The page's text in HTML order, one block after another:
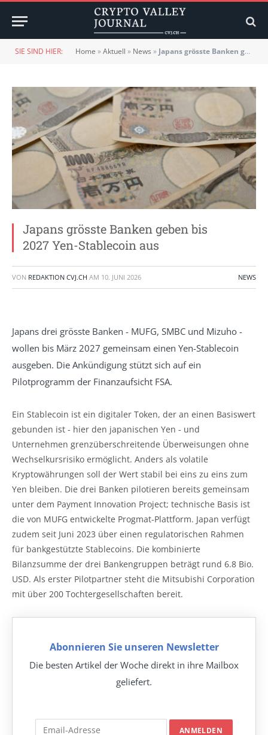
SIE SIND HIER: Home »Aktuell » News » Japans grösste Banken geben bis 2027 Yen-Stablecoin aus
Japans grösste Banken geben bis
2027 Yen-Stablecoin aus
VON REDAKTION CVJ.CH AM 10. JUNI 2026 NEWS
Japans drei grösste Banken - MUFG, SMBC und Mizuho -
wollen bis März 2027 gemeinsam einen Yen-Stablecoin
ausgeben. Die Ankündigung stützt sich auf ein
Pilotprogramm der Finanzaufsicht FSA.
Ein Stablecoin ist ein digitaler Token, der an einen Basiswert
gebunden ist - hier den japanischen Yen - und
Unternehmen grenzüberschreitende Überweisungen ohne
Wechselkursrisiko ermöglicht. Anders als volatile
Kryptowährungen soll der Wert stabil bei eins zu eins zum
Yen bleiben. Die drei Banken pilotieren bereits gemeinsam
unter dem Payment Innovation Project; technische Basis ist
die von MUFG entwickelte Progmat-Plattform. Japan verfügt
zudem seit Juni 2023 über einen regulatorischen Rahmen
für bankgestützte Stablecoins. Die kombinierte
Bilanzsumme der drei Bankengruppen beträgt rund 6.8 Bio.
USD. Als erster Pilotpartner steht die Mitsubishi Corporation
mit über 200 Tochtergesellschaften bereit.
Abonnieren Sie unseren Newsletter
Die besten Artikel der Woche direkt in ihre Mailbox
geliefert.